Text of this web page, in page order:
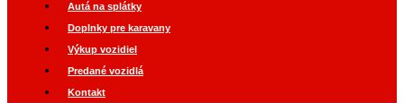
Autá na splátky
Doplnky pre karavany
Výkup vozidiel
Predané vozidlá
Kontakt